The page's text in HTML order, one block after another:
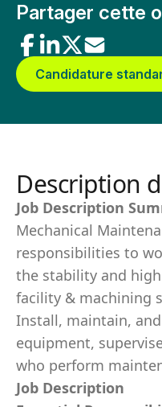
Partager cette
Candidature
Description
Job Description
Mechanical
responsibilities to
the stability and
facility & machining
Install, maintain,
equipment,
who perform
Job Description